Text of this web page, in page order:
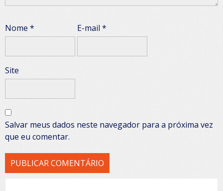
Nome * E-mail*
Site
Salvar meus dados neste navegador para a próxima vez
que eu comentar.